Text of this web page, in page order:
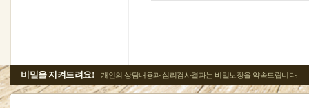
비밀을 지켜드려요! 개인의 상담내용과 심리검사결과는 비밀보장을 약속드립니다.